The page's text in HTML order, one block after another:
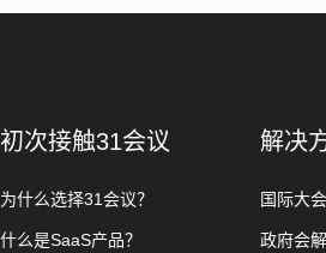
初次接触31会议
为什么选择31会议？
什么是SaaS产品？
解决
国际大
政府会